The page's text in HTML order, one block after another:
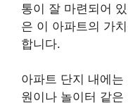
통이 잘 마련되어
은 이 아파트의 가
합니다.
아파트 단지 내에
원이나 놀이터 같